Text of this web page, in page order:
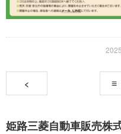
<
姫路三菱自動車販売株